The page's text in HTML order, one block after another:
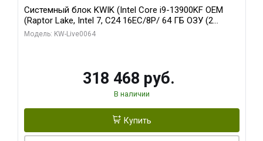
Системный блок KWIK (Intel Core i9-13900KF OEM
(Raptor Lake, Intel 7, C24 16EC/8P/ 64 ГБ ОЗУ (2
модуля)/ ASUS RTX5080 PROART OC 16GB GDDR7
Модель: KW-Live0064
318 468 руб.
В наличии
Купить